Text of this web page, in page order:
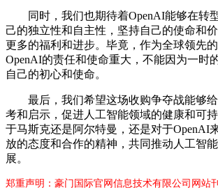
同时，我们也期待着OpenAI能够在转
己的独立性和自主性，坚持自己的使命和
更多的福利和进步。毕竟，作为全球领先
OpenAI的责任和使命重大，不能因为一时
自己的初心和使命。
最后，我们希望这场收购争夺战能够给
考和启示，促进人工智能领域的健康和可
于马斯克还是阿尔特曼，还是对于OpenAI
放的态度和合作的精神，共同推动人工智
展。
郑重声明：豪门国际官网信息技术有限公司网站